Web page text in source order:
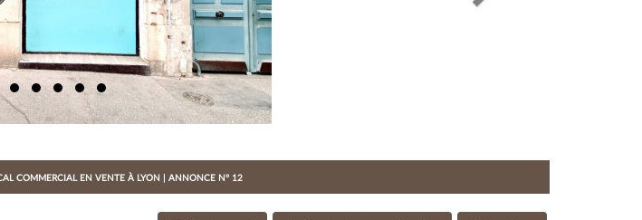
COMMERCIAL EN VENTE À LYON | ANNONCE N° 12